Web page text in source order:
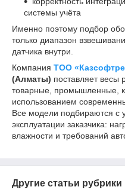
системы учёта
Именно поэтому подбор
только диапазон
датчика внутри.
Компания ТОО
(Алматы) поставляет весы
товарные, промышленные,
использованием
Все модели подбираются с
эксплуатации заказчика:
влажности и требований
Другие статьи рубрики